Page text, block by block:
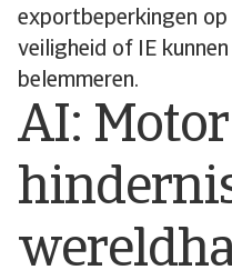
exportbeperkingen op
veiligheid of IE
belemmeren.
AI: